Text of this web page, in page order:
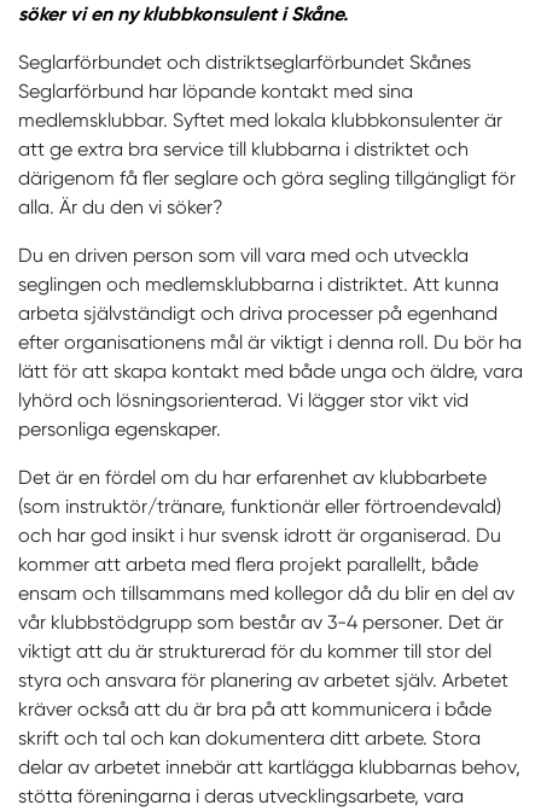
söker vi en ny klubbkonsulent i Skåne.
Seglarförbundet och distriktseglarförbundet Skånes
Seglarförbund har löpande kontakt med sina
medlemsklubbar. Syftet med lokala klubbkonsulenter är
att ge extra bra service till klubbarna i distriktet och
därigenom få fler seglare och göra segling tillgängligt för
alla. Är du den vi söker?
Du en driven person som vill vara med och utveckla
seglingen och medlemsklubbarna i distriktet. Att kunna
arbeta självständigt och driva processer på egenhand
efter organisationens mål är viktigt i denna roll. Du bör ha
lätt för att skapa kontakt med både unga och äldre, vara
lyhörd och lösningsorienterad. Vi lägger stor vikt vid
personliga egenskaper.
Det är en fördel om du har erfarenhet av klubbarbete
(som instruktör/tränare, funktionär eller förtroendevald)
och har god insikt i hur svensk idrott är organiserad. Du
kommer att arbeta med flera projekt parallellt, både
ensam och tillsammans med kollegor då du blir en del av
vår klubbstödgrupp som består av 3-4 personer. Det är
viktigt att du är strukturerad för du kommer till stor del
styra och ansvara för planering av arbetet själv. Arbetet
kräver också att du är bra på att kommunicera i både
skrift och tal och kan dokumentera ditt arbete. Stora
delar av arbetet innebär att kartlägga klubbarnas behov,
stötta föreningarna i deras utvecklingsarbete, vara